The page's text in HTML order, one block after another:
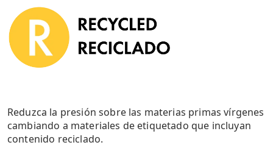
Reduzca la presión sobre las materias primas vírgenes
cambiando a materiales de etiquetado que incluyan
contenido reciclado.